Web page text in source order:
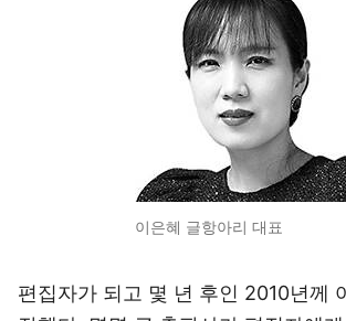
이은혜 글항아리 대표
편집자가 되고 몇 년 후인 2010년께